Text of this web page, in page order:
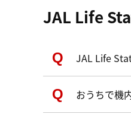
JAL Life
JAL Life
おうちで機